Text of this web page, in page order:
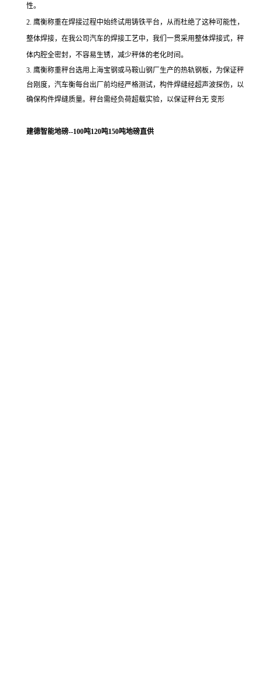
性。
2. 鹰衡称重在焊接过程中始终试用铸铁平台，从而杜绝了这种可能性，
整体焊接，在我公司汽车的焊接工艺中，我们一贯采用整体焊接式，秤
体内腔全密封，不容易生锈，减少秤体的老化时间。
3. 鹰衡称重秤台选用上海宝钢或马鞍山钢厂生产的热轨钢板，为保证秤
台刚度，汽车衡每台出厂前均经严格测试，构件焊缝经超声波探伤，以
确保构件焊缝质量。秤台需经负荷超载实验，以保证秤台无 变形
建德智能地磅--100吨120吨150吨地磅直供